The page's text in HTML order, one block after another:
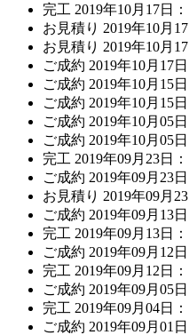
完工 2019年10月17日 ：
お見積り 2019年10月17
お見積り 2019年10月17
ご成約 2019年10月17日
ご成約 2019年10月15日
ご成約 2019年10月15日
ご成約 2019年10月05日
ご成約 2019年10月05日
完工 2019年09月23日 ：
ご成約 2019年09月23日
お見積り 2019年09月23
ご成約 2019年09月13日
完工 2019年09月13日 ：
ご成約 2019年09月12日
完工 2019年09月12日 ：
ご成約 2019年09月05日
完工 2019年09月04日 ：
ご成約 2019年09月01日